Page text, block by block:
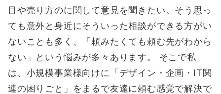
目や売り方のに関して意見を聞きたい。そう思っ
ても意外と身近にそういった相談ができる方がい
ないことも多く、「頼みたくても頼む先がわから
ない」という悩みが多々あります。 そこで私
は、小規模事業様向けに「デザイン・企画・IT関
連の困りごと」をまるで友達に頼む感覚で解決で